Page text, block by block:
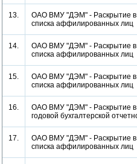
13.
ОАО ВМУ "ДЭМ" - Раскрытие в
списка аффилированных
14.
ОАО ВМУ "ДЭМ" - Раскрытие в
списка аффилированных
15.
ОАО ВМУ "ДЭМ" - Раскрытие в
списка аффилированных
16.
ОАО ВМУ "ДЭМ" - Раскрытие в
годовой бухгалтерской
17.
ОАО ВМУ "ДЭМ" - Раскрытие в
списка аффилированных